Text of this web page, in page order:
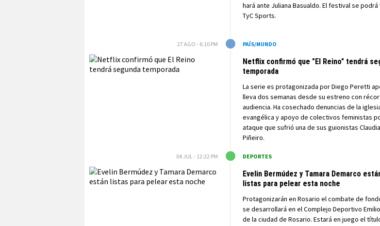
hará ante Juliana Basualdo. El festival se
TyC Sports.
27 AGO - 6:10 PM PAÍS/MUNDO
Netflix confirmó que "El Reino" tendrá
temporada
La serie es protagonizada por Diego Peretti
lleva dos semanas desde su estreno con
audiencia. Ha cosechado denuncias de la
evangélica y apoyo de colectivos feministas
ataque que sufrió una de sus guionistas Claudia
Piñeiro.
04 JUL - 12:22 PM DEPORTES
Evelin Bermúdez y Tamara Demarco
listas para pelear esta noche
Protagonizarán en Rosario el combate de
se desarrollará en el Complejo Deportivo
de la ciudad de Rosario. Estará en juego el